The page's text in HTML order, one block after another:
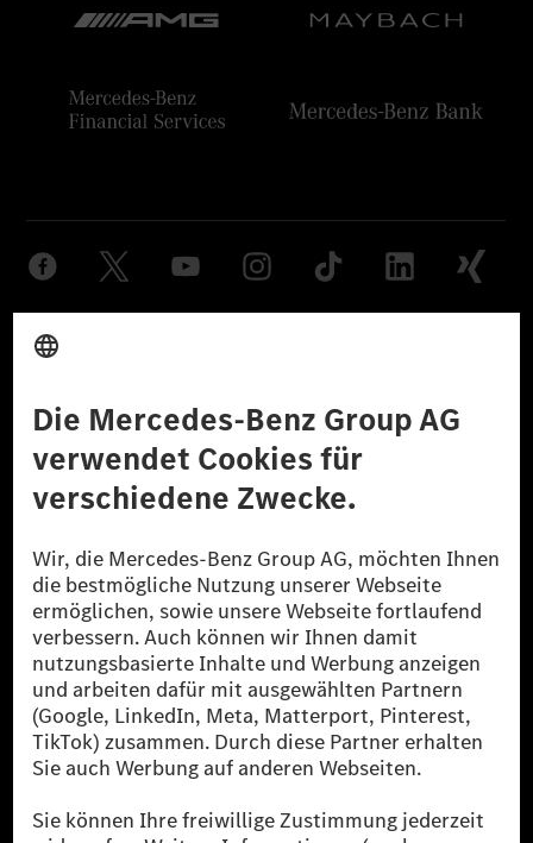
© 2026 Mercedes-Benz Group AG. Alle Rechte vorbehalten.
reduzierte CO₂-Emissionen bei der Mercedes-Benz Group durch
zertifizierte Ausgleichsprojekte kompensiert werden.
[2] Renewable Charging ist ein integraler Bestandteil von MB.CHARGE
Public in Europa, den USA, Kanada und China. Sofern an der jeweiligen
Ladestation noch kein Strom aus erneuerbaren Energien vorliegt,
verwendet Renewable Charging Grünstromzertifikate*. Diese stellen
sicher, dass für Ladevorgänge über MB.CHARGE Public eine äquivalente
Strommenge aus erneuerbaren Energien ins Stromnetz eingespeist wird.
Sie stammen ausschließlich aus Wind- und Solarkraftanlagen, die jünger
als sechs Jahre sind.
* Inkl. EKOenergy Ökolabel
* Die angegebenen Werte wurden nach dem vorgeschriebenen
Messverfahren WLTP (Worldwide harmonised Light vehicles Test